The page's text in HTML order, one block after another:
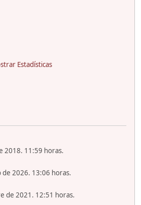
Estadísticas
2018. 11:59 horas.
2026. 13:06 horas.
de 2021. 12:51 horas.